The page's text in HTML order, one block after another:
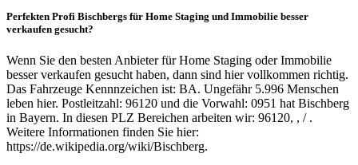
Perfekten Profi Bischbergs für Home Staging und Immobilie besser
verkaufen gesucht?
Wenn Sie den besten Anbieter für Home Staging oder Immobilie
besser verkaufen gesucht haben, dann sind hier vollkommen richtig.
Das Fahrzeuge Kennnzeichen ist: BA. Ungefähr 5.996 Menschen
leben hier. Postleitzahl: 96120 und die Vorwahl: 0951 hat Bischberg
in Bayern. In diesen PLZ Bereichen arbeiten wir: 96120, , / .
Weitere Informationen finden Sie hier:
https://de.wikipedia.org/wiki/Bischberg.